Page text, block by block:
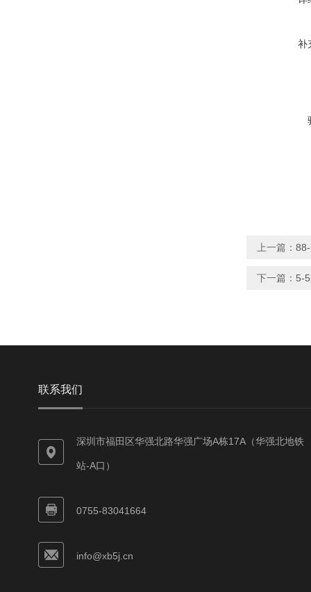
补
上一篇：
下一篇： 5-
联系我们
深圳市福田区华强北路华强广场A栋17A（华强北地铁
站-A口）
0755-83041664
info@xb5j.cn